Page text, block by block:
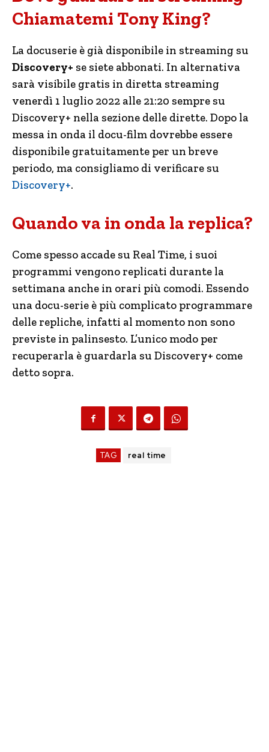
Chiamatemi Tony King?
La docuserie è già disponibile in streaming su
Discovery+ se siete abbonati. In alternativa
sarà visibile gratis in diretta streaming
venerdì 1 luglio 2022 alle 21:20 sempre su
Discovery+ nella sezione delle dirette. Dopo la
messa in onda il docu-film dovrebbe essere
disponibile gratuitamente per un breve
periodo, ma consigliamo di verificare su
Discovery+.
Quando va in onda la replica?
Come spesso accade su Real Time, i suoi
programmi vengono replicati durante la
settimana anche in orari più comodi. Essendo
una docu-serie è più complicato programmare
delle repliche, infatti al momento non sono
previste in palinsesto. L’unico modo per
recuperarla è guardarla su Discovery+ come
detto sopra.
TAG real time